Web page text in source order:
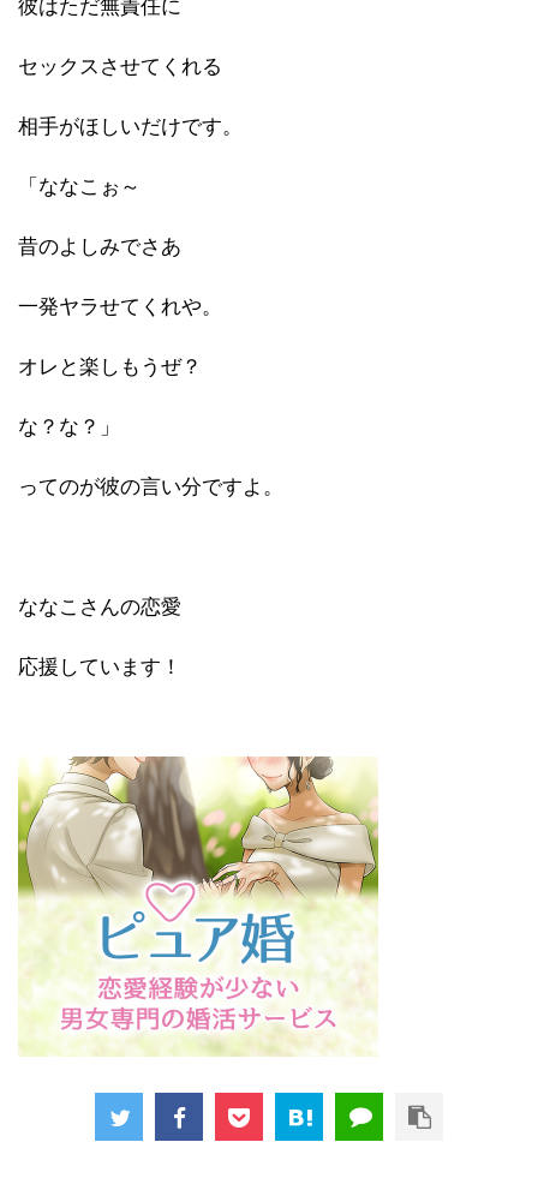
彼はただ無責任に
セックスさせてくれる
相手がほしいだけです。
「ななこぉ～
昔のよしみでさあ
一発ヤラせてくれや。
オレと楽しもうぜ？
な？な？」
ってのが彼の言い分ですよ。
ななこさんの恋愛
応援しています！